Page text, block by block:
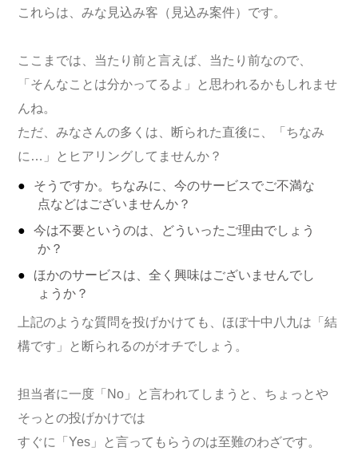
これらは、みな見込み客（見込み案件）です。
ここまでは、当たり前と言えば、当たり前なので、
「そんなことは分かってるよ」と思われるかもしれませ
んね。
ただ、みなさんの多くは、断られた直後に、「ちなみ
に…」とヒアリングしてませんか？
そうですか。ちなみに、今のサービスでご不満な
点などはございませんか？
今は不要というのは、どういったご理由でしょう
か？
ほかのサービスは、全く興味はございませんでし
ょうか？
上記のような質問を投げかけても、ほぼ十中八九は「結
構です」と断られるのがオチでしょう。
担当者に一度「No」と言われてしまうと、ちょっとや
そっとの投げかけでは
すぐに「Yes」と言ってもらうのは至難のわざです。